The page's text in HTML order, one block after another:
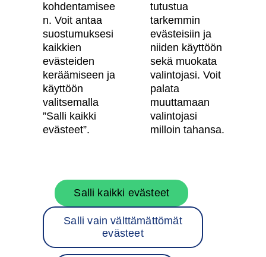
Tietosuojaseloste
Käyttöehdot
Evästeasetukset
Saavutettavuusseloste
Oma Skanska
Tietoa Skanskasta
Töihin meille
Rakentamispalvelut
Skanska Suomessa
kohdentamisee
n. Voit antaa
suostumuksesi
kaikkien
evästeiden
keräämiseen ja
käyttöön
valitsemalla
”Salli kaikki
evästeet”.
tutustua
tarkemmin
evästeisiin ja
niiden käyttöön
sekä muokata
valintojasi. Voit
palata
muuttamaan
valintojasi
milloin tahansa.
Salli vain välttämättömät
evästeet
Salli kaikki evästeet